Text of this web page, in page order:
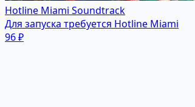
Hotline Miami Soundtrack
Для запуска требуется Hotline Miami
96 ₽